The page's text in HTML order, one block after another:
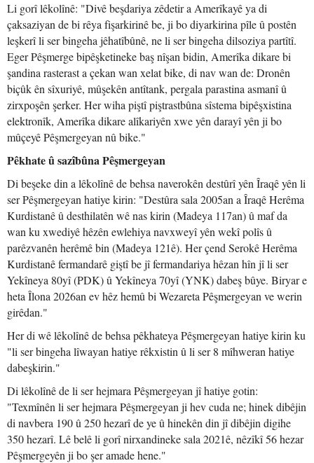
Li gorî lêkolînê: "Divê beşdariya zêdetir a Amerîkayê ya di
çaksaziyan de bi rêya fişarkirinê be, ji bo diyarkirina pîle û postên
leşkerî li ser bingeha jêhatîbûnê, ne li ser bingeha dilsoziya partîtî.
Eger Pêşmerge bipêşketineke baş nîşan bidin, Amerîka dikare bi
şandina rasterast a çekan wan xelat bike, di nav wan de: Dronên
biçûk ên sîxuriyê, mûşekên antîtank, pergala parastina asmanî û
zirxpoşên şerker. Her wiha piştî piştrastbûna sîstema bipêşxistina
elektronîk, Amerîka dikare alîkariyên xwe yên darayî yên ji bo
mûçeyê Pêşmergeyan nû bike."
Pêkhate û sazîbûna Pêşmergeyan
Di beşeke din a lêkolînê de behsa naverokên destûrî yên Îraqê yên li
ser Pêşmergeyan hatiye kirin: "Destûra sala 2005an a Îraqê Herêma
Kurdistanê û desthilatên wê nas kirin (Madeya 117an) û maf da
wan ku xwediyê hêzên ewlehiya navxweyî yên wekî polîs û
parêzvanên herêmê bin (Madeya 121ê). Her çend Serokê Herêma
Kurdistanê fermandarê giştî be jî fermandariya hêzan hîn jî li ser
Yekîneya 80yî (PDK) û Yekîneya 70yî (YNK) dabeş bûye. Biryar e
heta Îlona 2026an ev hêz hemû bi Wezareta Pêşmergeyan ve werin
girêdan."
Her di wê lêkolînê de behsa pêkhateya Pêşmergeyan hatiye kirin ku
"li ser bingeha lîwayan hatiye rêkxistin û li ser 8 mîhweran hatiye
dabeşkirin."
Di lêkolînê de li ser hejmara Pêşmergeyan jî hatiye gotin:
"Texmînên li ser hejmara Pêşmergeyan ji hev cuda ne; hinek dibêjin
di navbera 190 û 250 hezarî de ye û hinekên din jî dibêjin digihe
350 hezarî. Lê belê li gorî nirxandineke sala 2021ê, nêzîkî 56 hezar
Pêşmergeyên ji bo şer amade hene."